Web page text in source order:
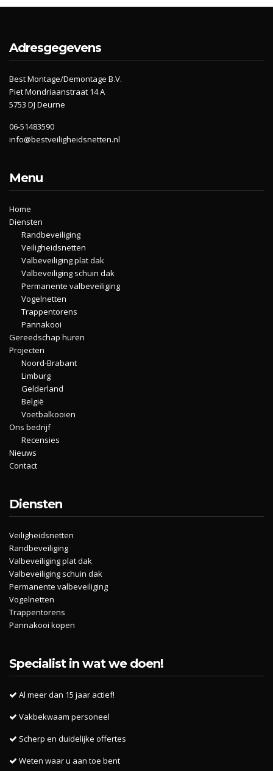
Adresgegevens
Best Montage/Demontage B.V.
Piet Mondriaanstraat 14 A
5753 DJ Deurne
06-51483590
info@bestveiligheidsnetten.nl
Menu
Home
Diensten
Randbeveiliging
Veiligheidsnetten
Valbeveiliging plat dak
Valbeveiliging schuin dak
Permanente valbeveiliging
Vogelnetten
Trappentorens
Pannakooi
Gereedschap huren
Projecten
Noord-Brabant
Limburg
Gelderland
België
Voetbalkooien
Ons bedrijf
Recensies
Nieuws
Contact
Diensten
Veiligheidsnetten
Randbeveiliging
Valbeveiliging plat dak
Valbeveiliging schuin dak
Permanente valbeveiliging
Vogelnetten
Trappentorens
Pannakooi kopen
Specialist in wat we doen!
Al meer dan 15 jaar actief!
Vakbekwaam personeel
Scherp en duidelijke offertes
Weten waar u aan toe bent